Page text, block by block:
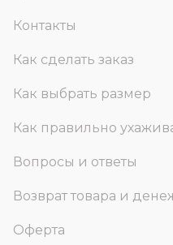
Контакты
Как сделать заказ
Как выбрать размер
Как правильно
Вопросы и ответы
Возврат товара и
Оферта